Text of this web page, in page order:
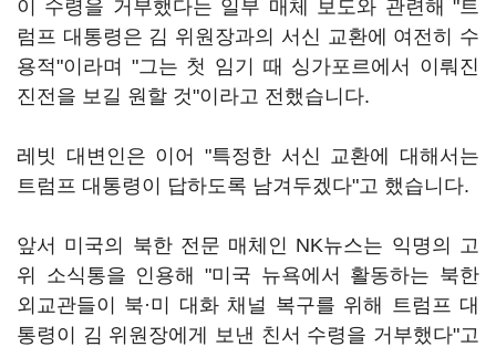
이 수령을 거부했다는 일부 매체 보도와 관련해 "트
럼프 대통령은 김 위원장과의 서신 교환에 여전히 수
용적"이라며 "그는 첫 임기 때 싱가포르에서 이뤄진
진전을 보길 원할 것"이라고 전했습니다.
레빗 대변인은 이어 "특정한 서신 교환에 대해서는
트럼프 대통령이 답하도록 남겨두겠다"고 했습니다.
앞서 미국의 북한 전문 매체인 NK뉴스는 익명의 고
위 소식통을 인용해 "미국 뉴욕에서 활동하는 북한
외교관들이 북·미 대화 채널 복구를 위해 트럼프 대
통령이 김 위원장에게 보낸 친서 수령을 거부했다"고